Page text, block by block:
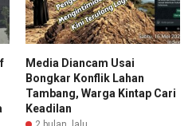
Media Diancam Usai
Bongkar Konflik Lahan
Tambang, Warga Kintap Cari
Keadilan